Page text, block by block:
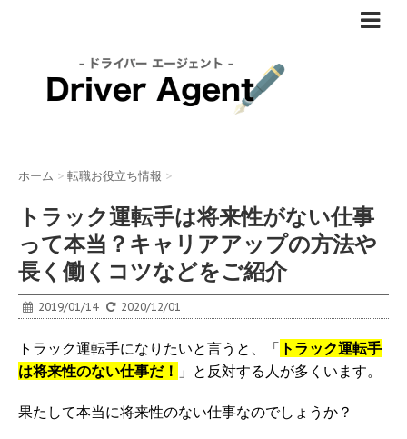
ホーム > 転職お役立ち情報 >
トラック運転手は将来性がない仕事
って本当？キャリアアップの方法や
長く働くコツなどをご紹介
2019/01/14 2020/12/01
トラック運転手になりたいと言うと、「 トラック運転手
は将来性のない仕事だ！ 」と反対する人が多くいます。
果たして本当に将来性のない仕事なのでしょうか？